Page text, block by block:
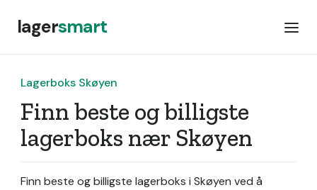
lagersmart
Lagerboks Skøyen
Finn beste og billigste
lagerboks nær Skøyen
Finn beste og billigste lagerboks i Skøyen ved å